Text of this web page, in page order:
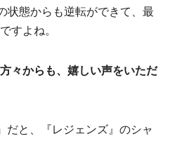
状態からも逆転ができて、最
すよね。
々からも、嬉しい声をいただ
だと、『レジェンズ』のシャ